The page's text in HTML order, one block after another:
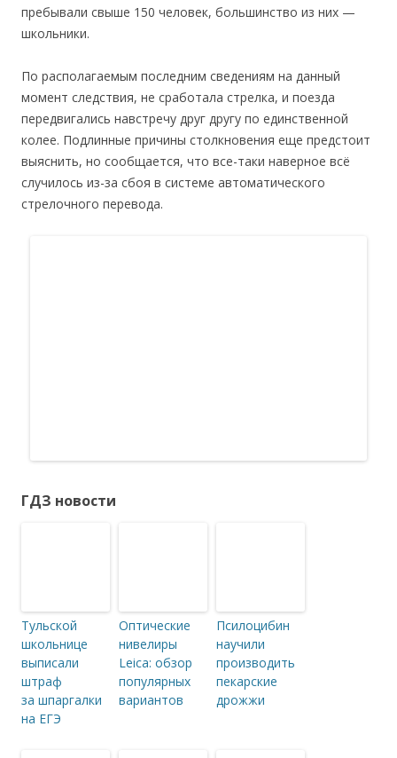
пребывали свыше 150 человек, большинство из них —
школьники.
По располагаемым последним сведениям на данный
момент следствия, не сработала стрелка, и поезда
передвигались навстречу друг другу по единственной
колее. Подлинные причины столкновения еще предстоит
выяснить, но сообщается, что все-таки наверное всё
случилось из-за сбоя в системе автоматического
стрелочного перевода.
ГДЗ новости
Тульской
школьнице
выписали
штраф
за шпаргалки
на ЕГЭ
Оптические
нивелиры
Leica: обзор
популярных
вариантов
Псилоцибин
научили
производить
пекарские
дрожжи